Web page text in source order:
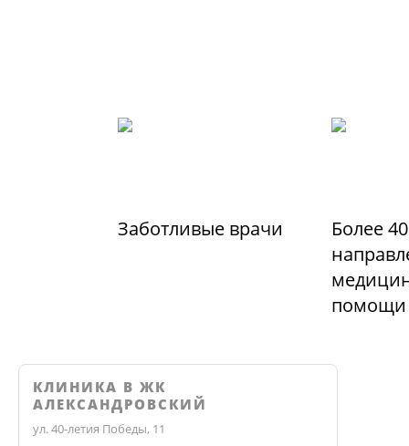
Заботливые врачи
Более 40
помощи
КЛИНИКА В ЖК
АЛЕКСАНДРОВСКИЙ
ул. 40-летия Победы, 11